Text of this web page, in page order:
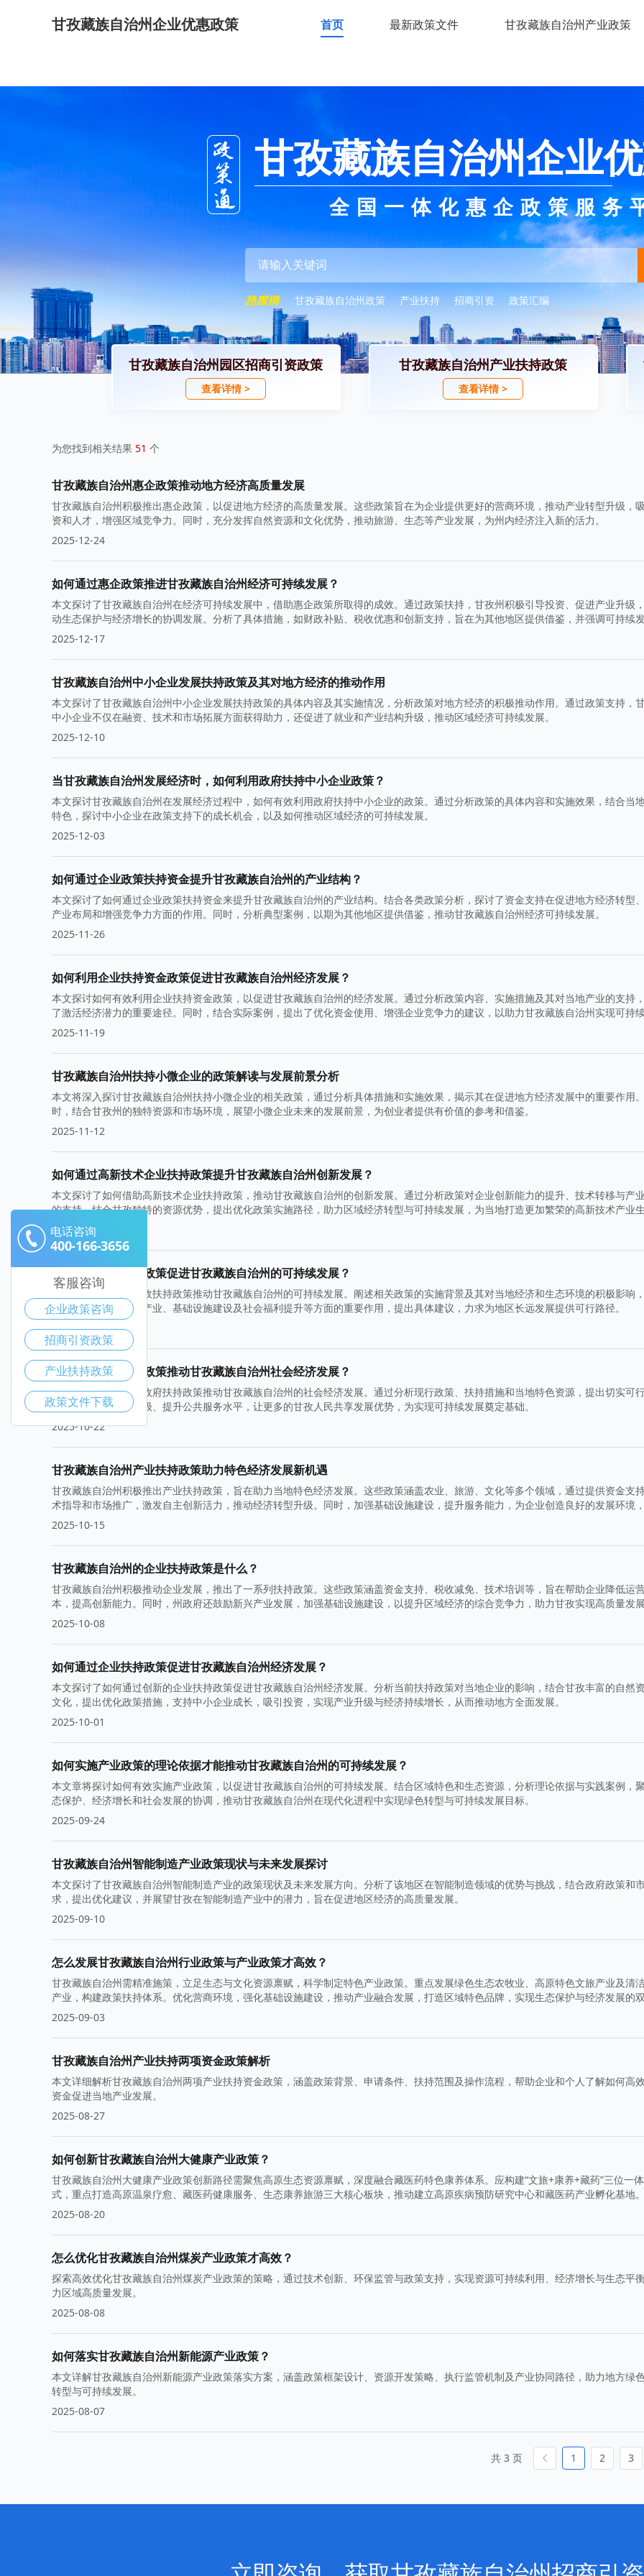
甘孜藏族自治州企业优惠政策 首页 最新政策文件 甘孜藏族自治州产业政策
甘孜藏族自治州企业
全国一体化惠企政策服务
甘孜藏族自治州政策 产业扶持 招商引资 政策汇编
甘孜藏族自治州园区招商引资政策
查看详情 >
甘孜藏族自治州产业扶持政策
查看详情 >
为您找到相关结果 51 个
甘孜藏族自治州惠企政策推动地方经济高质量发展
甘孜藏族自治州积极推出惠企政策，以促进地方经济的高质量发展。这些政策旨在为企业提供更好的营商环境，推动产业转型升级，
资和人才，增强区域竞争力。同时，充分发挥自然资源和文化优势，推动旅游、生态等产业发展，为州内经济注入新的活力。
2025-12-24
如何通过惠企政策推进甘孜藏族自治州经济可持续发展？
本文探讨了甘孜藏族自治州在经济可持续发展中，借助惠企政策所取得的成效。通过政策扶持，甘孜州积极引导投资、促进产业升级
动生态保护与经济增长的协调发展。分析了具体措施，如财政补贴、税收优惠和创新支持，旨在为其他地区提供借鉴，并强调可持续
重要性。
2025-12-17
甘孜藏族自治州中小企业发展扶持政策及其对地方经济的推动作用
本文探讨了甘孜藏族自治州中小企业发展扶持政策的具体内容及其实施情况，分析政策对地方经济的积极推动作用。通过政策支持，
中小企业不仅在融资、技术和市场拓展方面获得助力，还促进了就业和产业结构升级，推动区域经济可持续发展。
2025-12-10
当甘孜藏族自治州发展经济时，如何利用政府扶持中小企业政策？
本文探讨甘孜藏族自治州在发展经济过程中，如何有效利用政府扶持中小企业的政策。通过分析政策的具体内容和实施效果，结合当
特色，探讨中小企业在政策支持下的成长机会，以及如何推动区域经济的可持续发展。
2025-12-03
如何通过企业政策扶持资金提升甘孜藏族自治州的产业结构？
本文探讨了如何通过企业政策扶持资金来提升甘孜藏族自治州的产业结构。结合各类政策分析，探讨了资金支持在促进地方经济转型
产业布局和增强竞争力方面的作用。同时，分析典型案例，以期为其他地区提供借鉴，推动甘孜藏族自治州经济可持续发展。
2025-11-26
如何利用企业扶持资金政策促进甘孜藏族自治州经济发展？
本文探讨如何有效利用企业扶持资金政策，以促进甘孜藏族自治州的经济发展。通过分析政策内容、实施措施及其对当地产业的支持
了激活经济潜力的重要途径。同时，结合实际案例，提出了优化资金使用、增强企业竞争力的建议，以助力甘孜藏族自治州实现可持
展。
2025-11-19
甘孜藏族自治州扶持小微企业的政策解读与发展前景分析
本文将深入探讨甘孜藏族自治州扶持小微企业的相关政策，通过分析具体措施和实施效果，揭示其在促进地方经济发展中的重要作用
时，结合甘孜州的独特资源和市场环境，展望小微企业未来的发展前景，为创业者提供有价值的参考和借鉴。
2025-11-12
如何通过高新技术企业扶持政策提升甘孜藏族自治州创新发展？
本文探讨了如何借助高新技术企业扶持政策，推动甘孜藏族自治州的创新发展。通过分析政策对企业创新能力的提升、技术转移与产
的支持，结合甘孜独特的资源优势，提出优化政策实施路径，助力区域经济转型与可持续发展，为当地打造更加繁荣的高新技术产业生
2025-11-05
如何借助财政扶持政策促进甘孜藏族自治州的可持续发展？
本文探讨如何通过财政扶持政策推动甘孜藏族自治州的可持续发展。阐述相关政策的实施背景及其对当地经济和生态环境的积极影响
财政支持在推动绿色产业、基础设施建设及社会福利提升等方面的重要作用，提出具体建议，力求为地区长远发展提供可行路径。
2025-10-29
如何利用政府扶持政策推动甘孜藏族自治州社会经济发展？
本文探讨了如何利用政府扶持政策推动甘孜藏族自治州的社会经济发展。通过分析现行政策、扶持措施和当地特色资源，提出切实可
议，旨在促进产业升级、提升公共服务水平，让更多的甘孜人民共享发展优势，为实现可持续发展奠定基础。
2025-10-22
甘孜藏族自治州产业扶持政策助力特色经济发展新机遇
甘孜藏族自治州积极推出产业扶持政策，旨在助力当地特色经济发展。这些政策涵盖农业、旅游、文化等多个领域，通过提供资金支
术指导和市场推广，激发自主创新活力，推动经济转型升级。同时，加强基础设施建设，提升服务能力，为企业创造良好的发展环境
孜的可持续发展注入新动力。
2025-10-15
甘孜藏族自治州的企业扶持政策是什么？
甘孜藏族自治州积极推动企业发展，推出了一系列扶持政策。这些政策涵盖资金支持、税收减免、技术培训等，旨在帮助企业降低运
本，提高创新能力。同时，州政府还鼓励新兴产业发展，加强基础设施建设，以提升区域经济的综合竞争力，助力甘孜实现高质量发展
2025-10-08
如何通过企业扶持政策促进甘孜藏族自治州经济发展？
本文探讨了如何通过创新的企业扶持政策促进甘孜藏族自治州经济发展。分析当前扶持政策对当地企业的影响，结合甘孜丰富的自然
文化，提出优化政策措施，支持中小企业成长，吸引投资，实现产业升级与经济持续增长，从而推动地方全面发展。
2025-10-01
如何实施产业政策的理论依据才能推动甘孜藏族自治州的可持续发展？
本文章将探讨如何有效实施产业政策，以促进甘孜藏族自治州的可持续发展。结合区域特色和生态资源，分析理论依据与实践案例，
态保护、经济增长和社会发展的协调，推动甘孜藏族自治州在现代化进程中实现绿色转型与可持续发展目标。
2025-09-24
甘孜藏族自治州智能制造产业政策现状与未来发展探讨
本文探讨了甘孜藏族自治州智能制造产业的政策现状及未来发展方向。分析了该地区在智能制造领域的优势与挑战，结合政府政策和
求，提出优化建议，并展望甘孜在智能制造产业中的潜力，旨在促进地区经济的高质量发展。
2025-09-10
怎么发展甘孜藏族自治州行业政策与产业政策才高效？
甘孜藏族自治州需精准施策，立足生态与文化资源禀赋，科学制定特色产业政策。重点发展绿色生态农牧业、高原特色文旅产业及清
产业，构建政策扶持体系。优化营商环境，强化基础设施建设，推动产业融合发展，打造区域特色品牌，实现生态保护与经济发展的
标。
2025-09-03
甘孜藏族自治州产业扶持两项资金政策解析
本文详细解析甘孜藏族自治州两项产业扶持资金政策，涵盖政策背景、申请条件、扶持范围及操作流程，帮助企业和个人了解如何高
资金促进当地产业发展。
2025-08-27
如何创新甘孜藏族自治州大健康产业政策？
甘孜藏族自治州大健康产业政策创新路径需聚焦高原生态资源禀赋，深度融合藏医药特色康养体系。应构建“文旅+康养+藏药”三位一
式，重点打造高原温泉疗愈、藏医药健康服务、生态康养旅游三大核心板块，推动建立高原疾病预防研究中心和藏医药产业孵化基地
专项财税扶持、土地供给优化及社会资本引入政策，培育特色健康产业园区，完善交通医疗等基础设施配套，建立跨部门协同机制，形
有世界影响力的雪域高原健康产业生态圈。
2025-08-20
怎么优化甘孜藏族自治州煤炭产业政策才高效？
探索高效优化甘孜藏族自治州煤炭产业政策的策略，通过技术创新、环保监管与政策支持，实现资源可持续利用、经济增长与生态平
力区域高质量发展。
2025-08-08
如何落实甘孜藏族自治州新能源产业政策？
本文详解甘孜藏族自治州新能源产业政策落实方案，涵盖政策框架设计、资源开发策略、执行监管机制及产业协同路径，助力地方绿
转型与可持续发展。
2025-08-07
共 3 页 1 2 3
电话咨询
400-166-3656
客服咨询
企业政策咨询
招商引资政策
产业扶持政策
政策文件下载